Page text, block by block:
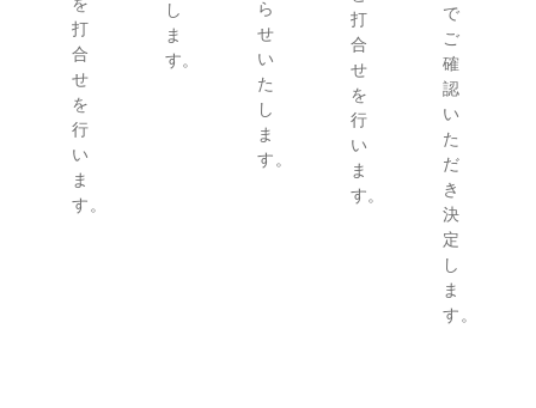
打
合
せ
を
行
い
ま
す。
し
ま
す。
ら
せ
い
た
し
ま
す。
打
合
せ
を
行
い
ま
す。
で
ご
確
認
い
た
だ
き
決
定
し
ま
す。